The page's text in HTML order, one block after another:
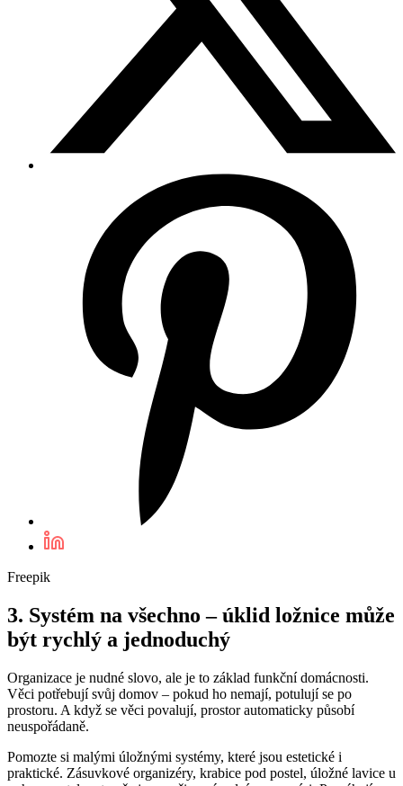
Freepik
3. Systém na všechno – úklid ložnice může
být rychlý a jednoduchý
Organizace je nudné slovo, ale je to základ funkční domácnosti.
Věci potřebují svůj domov – pokud ho nemají, potulují se po
prostoru. A když se věci povalují, prostor automaticky působí
neuspořádaně.
Pomozte si malými úložnými systémy, které jsou estetické i
praktické. Zásuvkové organizéry, krabice pod postel, úložné lavice u